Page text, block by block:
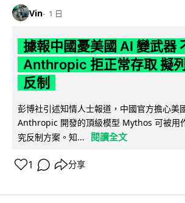
Vin 1 日
據報中國憂美國 AI 變武器
Anthropic 拒正常存取 擬
反制
彭博社引述知情人士報道，中國官方擔心美
Anthropic 開發的頂級模型 Mythos 可被用
究反制方案。知...
閱讀全文
1 分享